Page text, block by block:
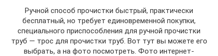
Ручной способ прочистки быстрый, практически
бесплатный, но требует единовременной покупки,
специального приспособления для ручной прочистки
труб — трос для прочистки труб. Вот тут вы можете его
выбрать, а на фото посмотреть. Фото интернет-